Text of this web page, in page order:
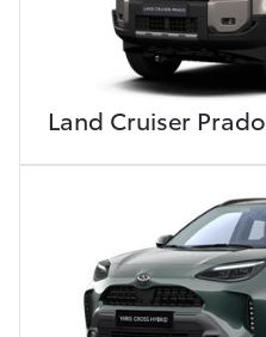
Land Cruiser Prado